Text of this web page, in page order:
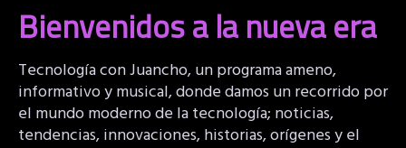
Bienvenidos a la nueva era
Tecnología con Juancho, un programa ameno,
informativo y musical, donde damos un recorrido por
el mundo moderno de la tecnología; noticias,
tendencias, innovaciones, historias, orígenes y el